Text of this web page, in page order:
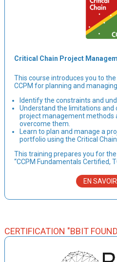
Critical Chain Project
This course introduces you to
CCPM for planning and
Identify the constraints and
Understand the limitations and
project management methods
overcome them.
Learn to plan and manage a
portfolio using the Critical Chain.
This training prepares you for
“CCPM Fundamentals Certified,
EN
CERTIFICATION "BBIT